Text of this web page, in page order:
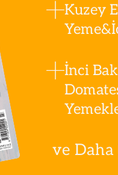
Kuzey
İnci
ve Daha